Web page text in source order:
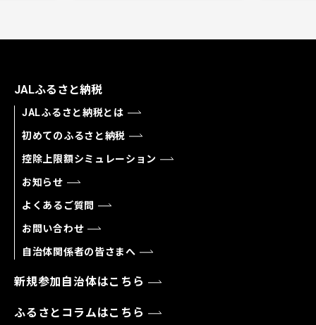
JALふるさと納税
JALふるさと納税とは
初めてのふるさと納税
控除上限額シミュレーション
お知らせ
よくあるご質問
お問い合わせ
自治体関係者の皆さまへ
新規参加自治体はこちら
ふるさとコラムはこちら